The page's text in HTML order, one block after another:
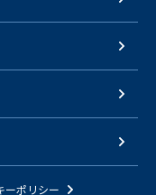
ーポリシー